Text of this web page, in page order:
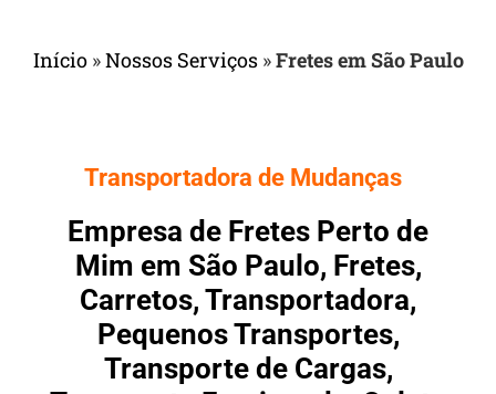
Início »Nossos Serviços »Fretes em São Paulo
Transportadora de Mudanças
Empresa de Fretes Perto de
Mim em São Paulo, Fretes,
Carretos, Transportadora,
Pequenos Transportes,
Transporte de Cargas,